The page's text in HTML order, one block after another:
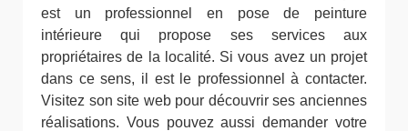
est un professionnel en pose de peinture
intérieure qui propose ses services aux
propriétaires de la localité. Si vous avez un projet
dans ce sens, il est le professionnel à contacter.
Visitez son site web pour découvrir ses anciennes
réalisations. Vous pouvez aussi demander votre